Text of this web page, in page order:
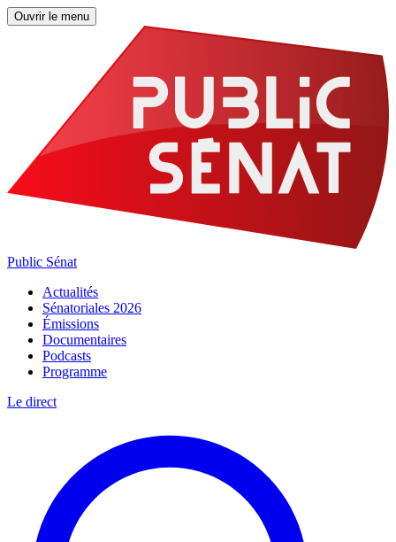
Ouvrir le menu
Public Sénat
Actualités
Sénatoriales 2026
Émissions
Documentaires
Podcasts
Programme
Le direct